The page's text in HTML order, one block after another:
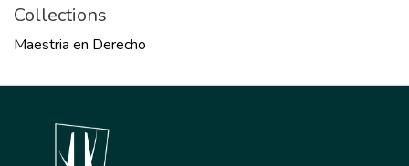
Collections
Maestria en Derecho